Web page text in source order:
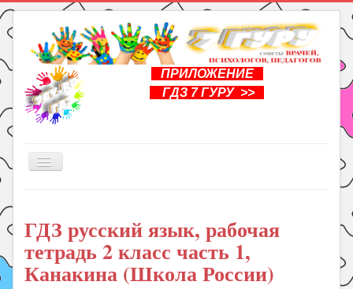
ПРИЛОЖЕНИЕ
ГДЗ 7 ГУРУ >>
Включить/
Книги
Рукоделие
Подготовка к школе
ГДЗ русский язык, рабочая
тетрадь 2 класс часть 1,
Канакина (Школа России)